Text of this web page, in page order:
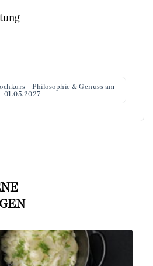
– Philosophie & Genuss am
01.05.2027